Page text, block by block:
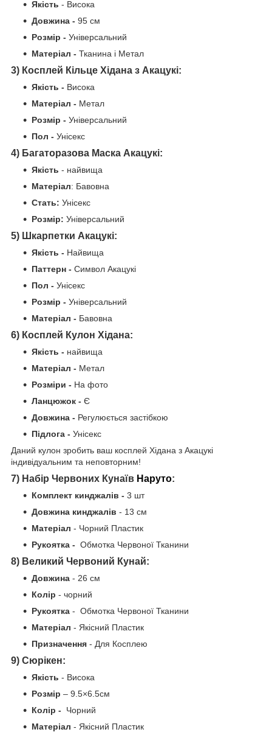
Якість - Висока
Довжина - 95 см
Розмір - Універсальний
Матеріал - Тканина і Метал
3) Косплей Кільце Хідана з Акацукі:
Якість - Висока
Матеріал - Метал
Розмір - Універсальний
Пол - Унісекс
4) Багаторазова Маска Акацукі:
Якість - найвища
Матеріал: Бавовна
Стать: Унісекс
Розмір: Універсальний
5) Шкарпетки Акацукі:
Якість - Найвища
Паттерн - Символ Акацукі
Пол - Унісекс
Розмір - Універсальний
Матеріал - Бавовна
6) Косплей Кулон Хідана:
Якість - найвища
Матеріал - Метал
Розміри - На фото
Ланцюжок - Є
Довжина - Регулюється застібкою
Підлога - Унісекс
Даний кулон зробить ваш косплей Хідана з Акацукі
індивідуальним та неповторним!
7) Набір Червоних Кунаїв Наруто:
Комплект кинджалів - 3 шт
Довжина кинджалів - 13 см
Матеріал - Чорний Пластик
Рукоятка - Обмотка Червоної Тканини
8) Великий Червоний Кунай:
Довжина - 26 см
Колір - чорний
Рукоятка - Обмотка Червоної Тканини
Матеріал - Якісний Пластик
Призначення - Для Косплею
9) Сюрікен:
Якість - Висока
Розмір – 9.5×6.5см
Колір -
Чорний
Матеріал - Якісний Пластик